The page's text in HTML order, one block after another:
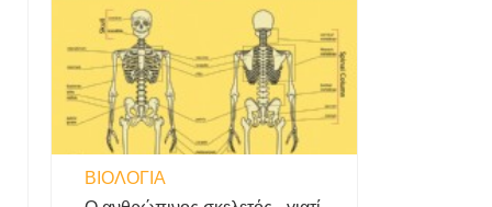
ΒΙΟΛΟΓΊΑ